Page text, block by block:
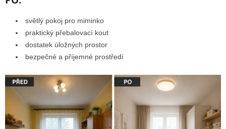
světlý pokoj pro miminko
praktický přebalovací kout
dostatek úložných prostor
bezpečné a příjemné prostředí